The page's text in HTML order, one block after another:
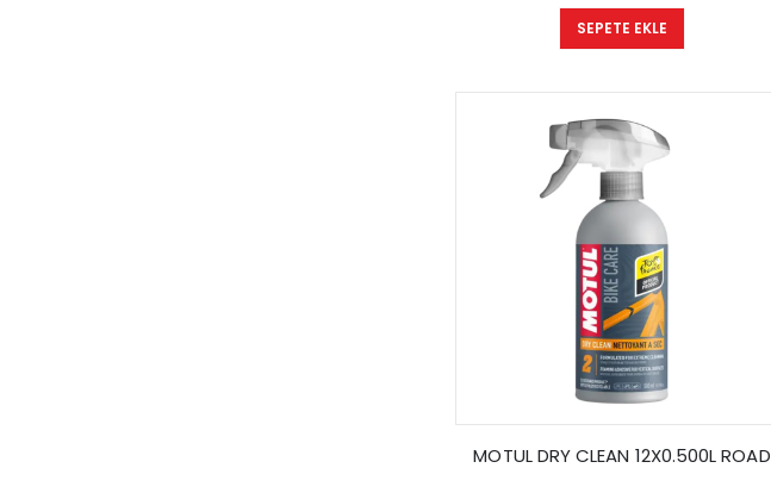
SEPETE EKLE
MOTUL DRY CLEAN 12X0.500L ROAD